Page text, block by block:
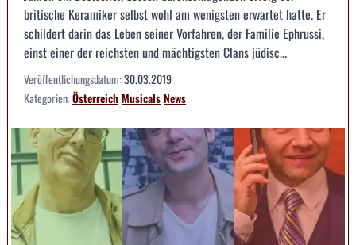
britische Keramiker selbst wohl am wenigsten erwartet hatte. Er
schildert darin das Leben seiner Vorfahren, der Familie Ephrussi,
einst einer der reichsten und mächtigsten Clans jüdisc...
Veröffentlichungsdatum:30.03.2019
Kategorien:ÖsterreichMusicalsNews